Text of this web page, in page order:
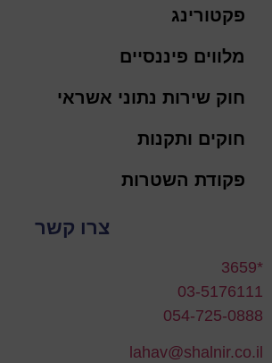
פקטורינג
מלווים פיננסיים
חוק שירות נתוני אשראי
חוקים ותקנות
פקודת השטרות
צרו קשר
*3659
03-5176111
054-725-0888
lahav@shalnir.co.il